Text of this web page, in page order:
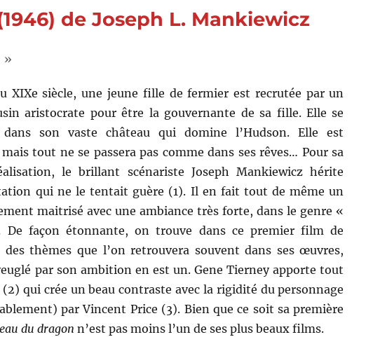
de Joseph L. Mankiewicz
»
XIXe siècle, une jeune fille de fermier est recrutée par un
aristocrate pour être la gouvernante de sa fille. Elle se
son vaste château qui domine l’Hudson. Elle est
tout ne se passera pas comme dans ses rêves… Pour sa
le brillant scénariste Joseph Mankiewicz hérite
qui ne le tentait guère (1). Il en fait tout de même un
maitrisé avec une ambiance très forte, dans le genre «
De façon étonnante, on trouve dans ce premier film de
des thèmes que l’on retrouvera souvent dans ses œuvres,
par son ambition en est un. Gene Tierney apporte tout
qui crée un beau contraste avec la rigidité du personnage
par Vincent Price (3). Bien que ce soit sa première
du dragon n’est pas moins l’un de ses plus beaux films.